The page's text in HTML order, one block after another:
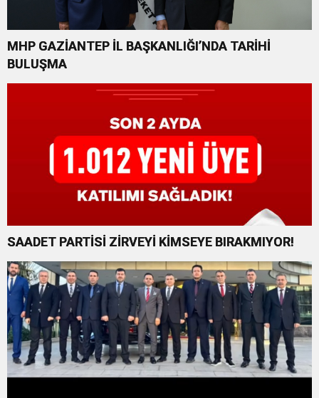
MHP GAZİANTEP İL BAŞKANLIĞI’NDA TARİHİ
BULUŞMA
SAADET PARTİSİ ZİRVEYİ KİMSEYE BIRAKMIYOR!